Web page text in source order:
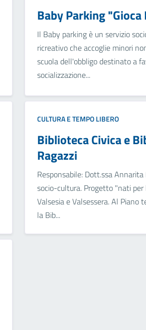
Baby Parking
Il Baby parking è un servizio
ricreativo che accoglie minori
scuola dell'obbligo destinato a
socializzazione...
CULTURA E TEMPO LIBERO
Biblioteca Civica e
Ragazzi
Responsabile: Dott.ssa
socio-cultura. Progetto "nati per
Valsesia e Valsessera. Al Piano
la Bib...